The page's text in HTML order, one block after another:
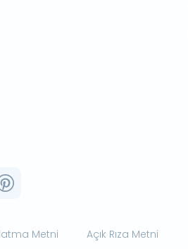
Metni Açık Rıza Metni